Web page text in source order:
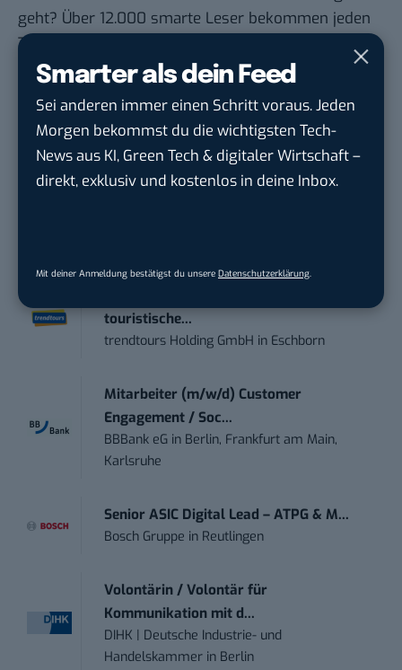
Smarter als dein Feed
Sei anderen immer einen Schritt voraus. Jeden
Morgen bekommst du die wichtigsten Tech-
News aus KI, Green Tech & digitaler Wirtschaft –
direkt, exklusiv und kostenlos in deine Inbox.
Mit deiner Anmeldung bestätigst du unsere Datenschutzerklärung.
geht? Über 12.000 smarte Leser bekommen jeden
Tag UPDATE, unser Tech-Briefing mit den
wichtigsten News des Tages – und sichern sich
damit ihren Vorsprung.
Hier kannst du dich
kostenlos anmelden.
STELLENANZEIGEN
touristische...
trendtours Holding GmbH in Eschborn
Mitarbeiter (m/w/d) Customer
Engagement / Soc...
BBBank eG in Berlin, Frankfurt am Main,
Karlsruhe
Senior ASIC Digital Lead – ATPG & M...
Bosch Gruppe in Reutlingen
Volontärin / Volontär für
Kommunikation mit d...
DIHK | Deutsche Industrie- und
Handelskammer in Berlin